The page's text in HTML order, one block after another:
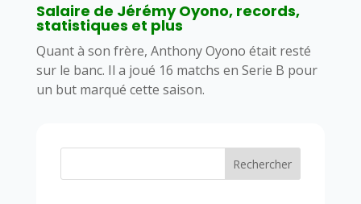
Salaire de Jérémy Oyono, records,
statistiques et plus
Quant à son frère, Anthony Oyono était resté
sur le banc. Il a joué 16 matchs en Serie B pour
un but marqué cette saison.
Rechercher